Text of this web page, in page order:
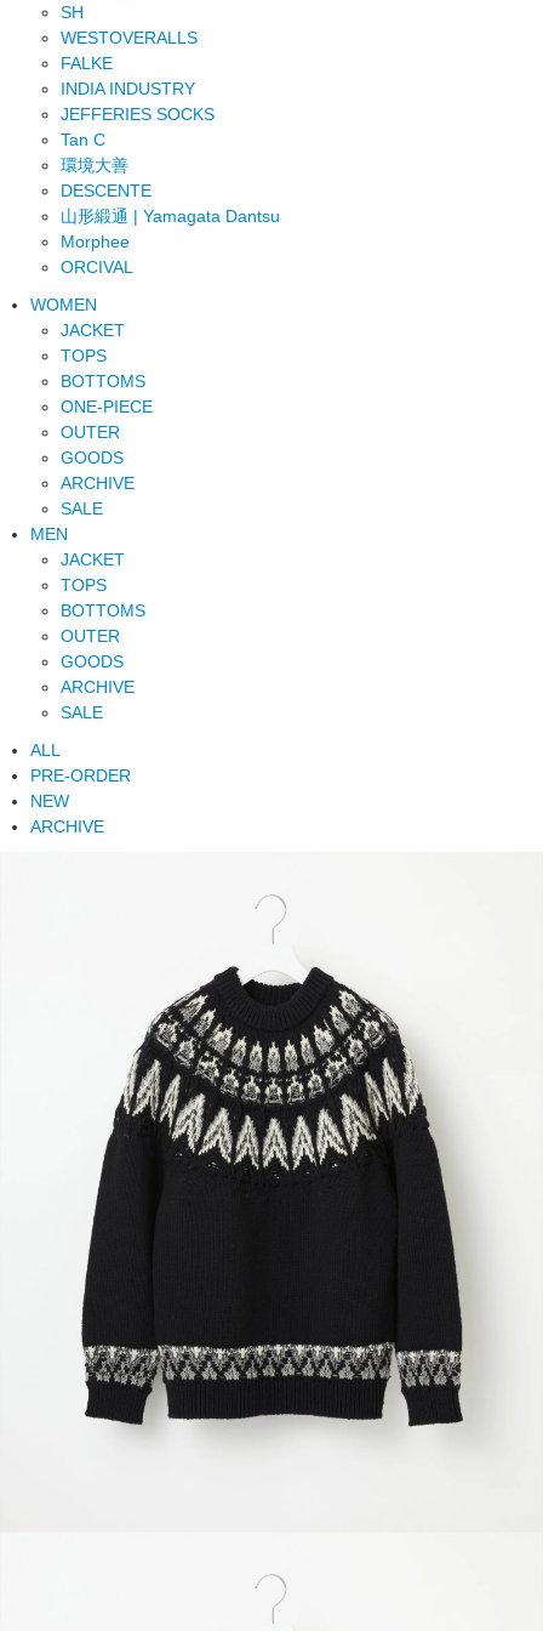
SH
WESTOVERALLS
FALKE
INDIA INDUSTRY
JEFFERIES SOCKS
Tan C
環境大善
DESCENTE
山形緞通 | Yamagata Dantsu
Morphee
ORCIVAL
WOMEN
JACKET
TOPS
BOTTOMS
ONE-PIECE
OUTER
GOODS
ARCHIVE
SALE
MEN
JACKET
TOPS
BOTTOMS
OUTER
GOODS
ARCHIVE
SALE
ALL
PRE-ORDER
NEW
ARCHIVE